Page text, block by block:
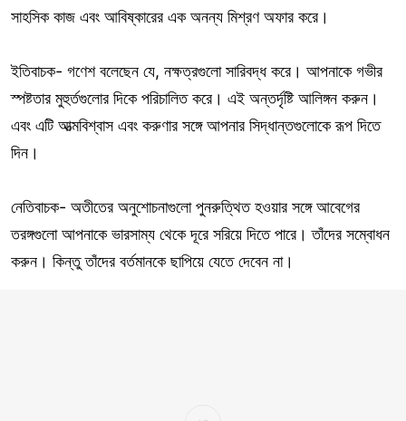
সাহসিক কাজ এবং আবিষ্কারের এক অনন্য মিশ্রণ অফার করে।
ইতিবাচক- গণেশ বলেছেন যে, নক্ষত্রগুলো সারিবদ্ধ করে। আপনাকে গভীর
স্পষ্টতার মুহুর্তগুলোর দিকে পরিচালিত করে। এই অন্তর্দৃষ্টি আলিঙ্গন করুন।
এবং এটি আত্মবিশ্বাস এবং করুণার সঙ্গে আপনার সিদ্ধান্তগুলোকে রূপ দিতে
দিন।
নেতিবাচক- অতীতের অনুশোচনাগুলো পুনরুত্থিত হওয়ার সঙ্গে আবেগের
তরঙ্গগুলো আপনাকে ভারসাম্য থেকে দূরে সরিয়ে দিতে পারে। তাঁদের সম্বোধন
করুন। কিন্তু তাঁদের বর্তমানকে ছাপিয়ে যেতে দেবেন না।